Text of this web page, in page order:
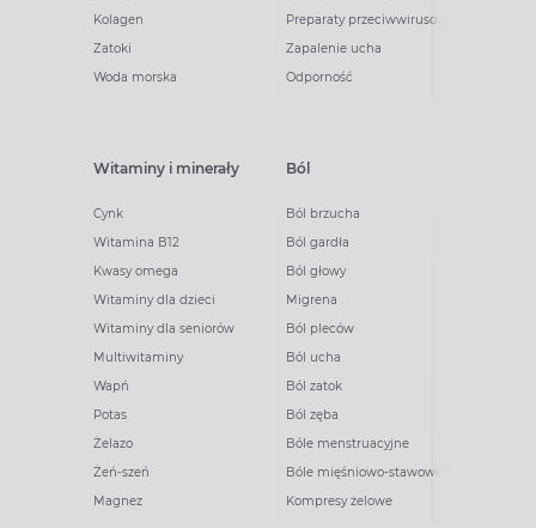
Kolagen
Zatoki
Woda morska
Preparaty przeciwwirusowe
Zapalenie ucha
Odporność
Witaminy i minerały
Cynk
Witamina B12
Kwasy omega
Witaminy dla dzieci
Witaminy dla seniorów
Multiwitaminy
Wapń
Potas
Żelazo
Żeń-szeń
Magnez
Ból
Ból brzucha
Ból gardła
Ból głowy
Migrena
Ból pleców
Ból ucha
Ból zatok
Ból zęba
Bóle menstruacyjne
Bóle mięśniowo-stawowe
Kompresy żelowe